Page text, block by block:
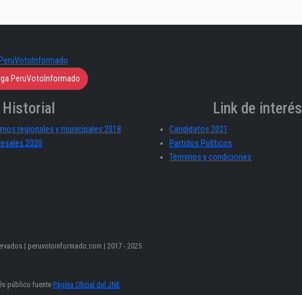
PeruVotoInformado
Historial
regionales y municipales 2018
2020
Link de interés
Candidatos 2021
Partidos Políticos
Términos y condiciones
| peruvotoinformado.com | 2017 - 2025
público fuente Página Oficial del JNE